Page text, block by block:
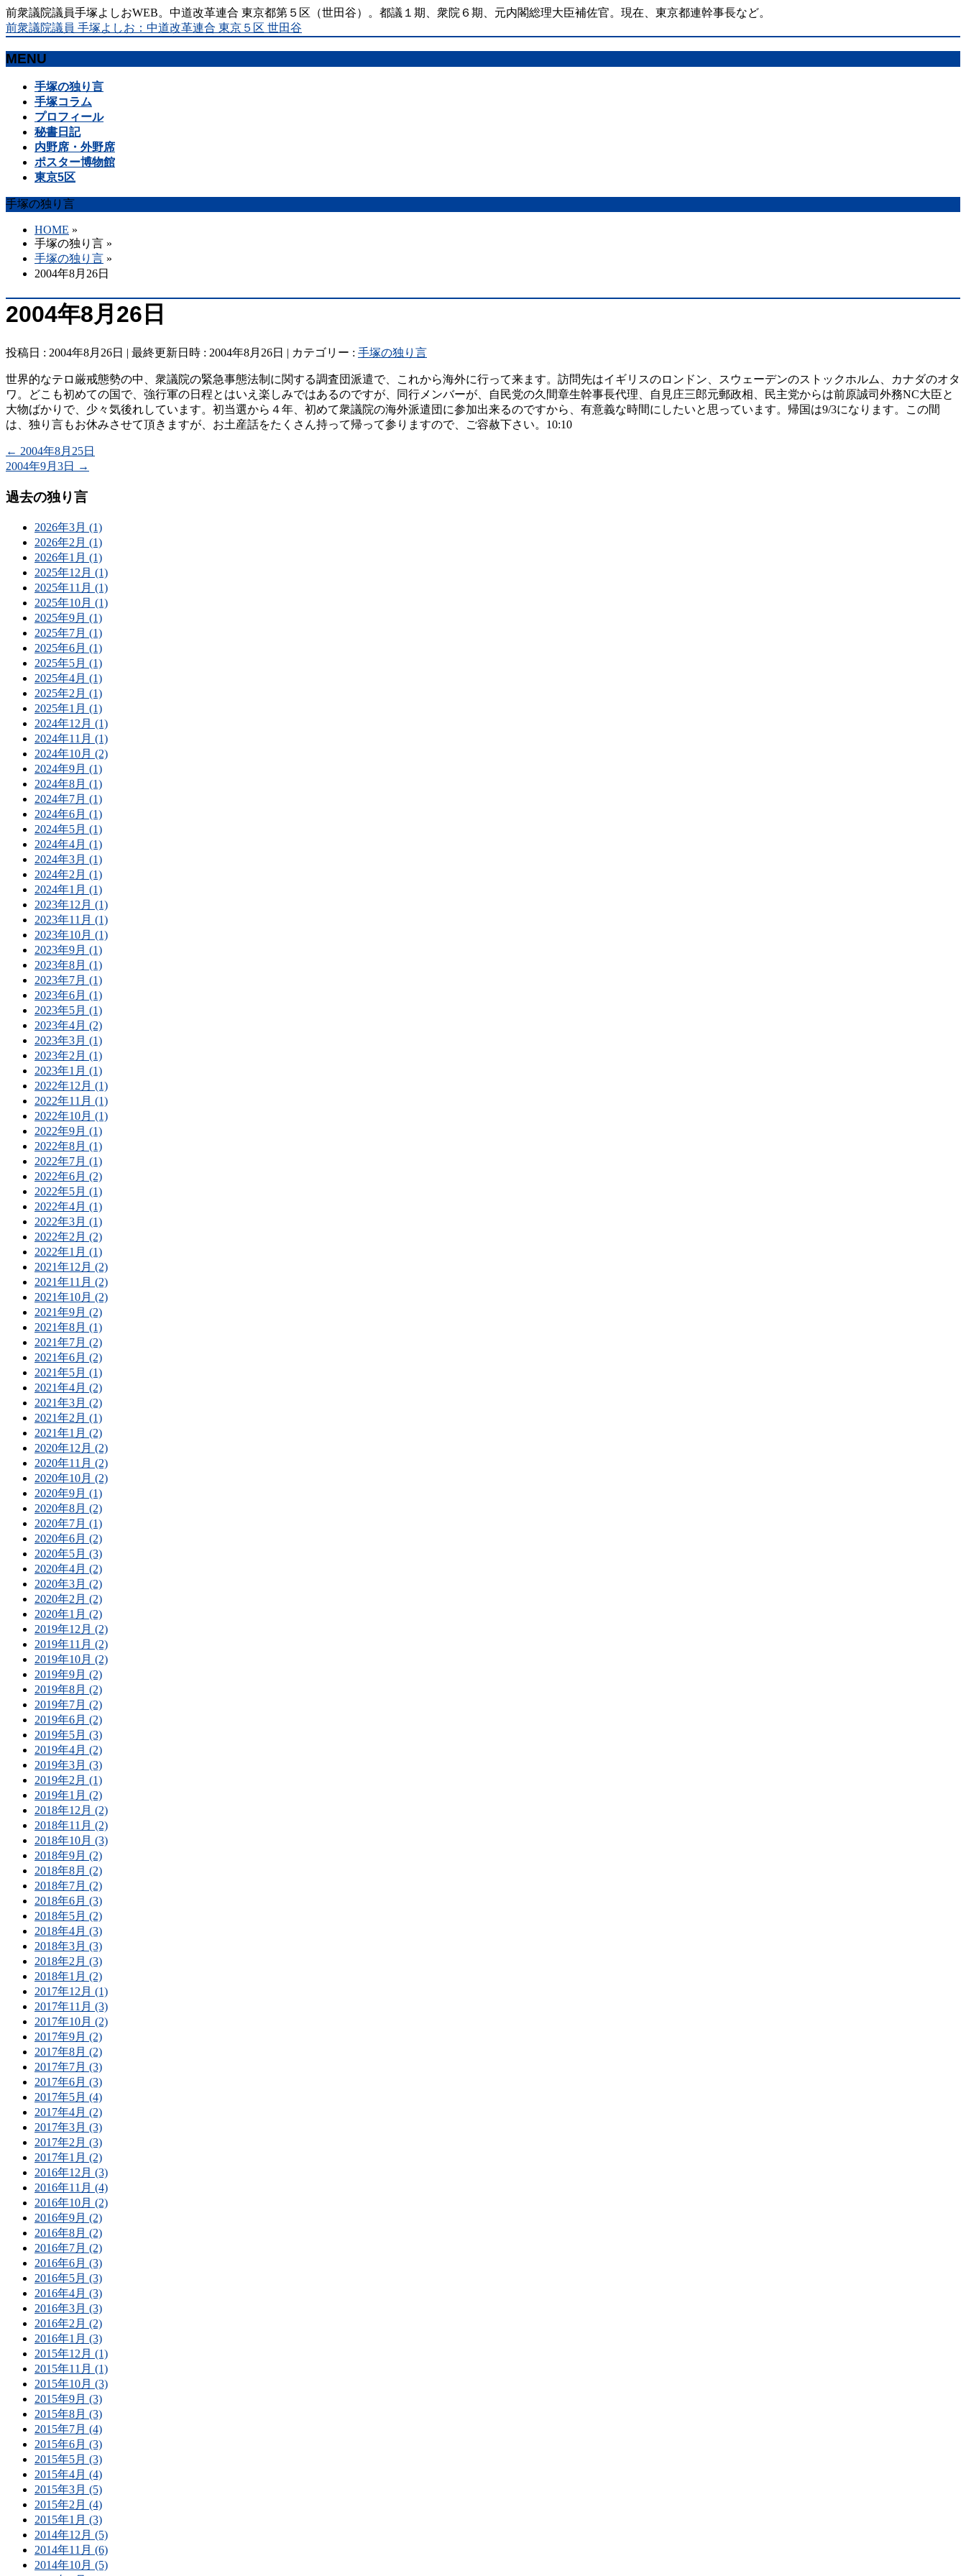
前衆議院議員手塚よしおWEB。中道改革連合 東京都第５区（世田谷）。都議１期、衆院６期、元内閣総理大臣補佐官。現在、東京都連幹事長など。
前衆議院議員 手塚よしお：中道改革連合 東京５区 世田谷
MENU
手塚の独り言
手塚コラム
プロフィール
秘書日記
内野席・外野席
ポスター博物館
東京5区
手塚の独り言
HOME »
手塚の独り言 »
手塚の独り言 »
2004年8月26日
2004年8月26日
投稿日 : 2004年8月26日 最終更新日時 : 2004年8月26日 カテゴリー : 手塚の独り言
世界的なテロ厳戒態勢の中、衆議院の緊急事態法制に関する調査団派遣で、これから海外に行って来ます。訪問先はイギリスのロンドン、スウェーデンのストックホルム、カナダのオタ
ワ。どこも初めての国で、強行軍の日程とはいえ楽しみではあるのですが、同行メンバーが、自民党の久間章生幹事長代理、自見庄三郎元郵政相、民主党からは前原誠司外務NC大臣と
大物ばかりで、少々気後れしています。初当選から４年、初めて衆議院の海外派遣団に参加出来るのですから、有意義な時間にしたいと思っています。帰国は9/3になります。この間
は、独り言もお休みさせて頂きますが、お土産話をたくさん持って帰って参りますので、ご容赦下さい。10:10
← 2004年8月25日
2004年9月3日
→
過去の独り言
2026年3月 (1)
2026年2月 (1)
2026年1月 (1)
2025年12月 (1)
2025年11月 (1)
2025年10月 (1)
2025年9月 (1)
2025年7月 (1)
2025年6月 (1)
2025年5月 (1)
2025年4月 (1)
2025年2月 (1)
2025年1月 (1)
2024年12月 (1)
2024年11月 (1)
2024年10月 (2)
2024年9月 (1)
2024年8月 (1)
2024年7月 (1)
2024年6月 (1)
2024年5月 (1)
2024年4月 (1)
2024年3月 (1)
2024年2月 (1)
2024年1月 (1)
2023年12月 (1)
2023年11月 (1)
2023年10月 (1)
2023年9月 (1)
2023年8月 (1)
2023年7月 (1)
2023年6月 (1)
2023年5月 (1)
2023年4月 (2)
2023年3月 (1)
2023年2月 (1)
2023年1月 (1)
2022年12月 (1)
2022年11月 (1)
2022年10月 (1)
2022年9月 (1)
2022年8月 (1)
2022年7月 (1)
2022年6月 (2)
2022年5月 (1)
2022年4月 (1)
2022年3月 (1)
2022年2月 (2)
2022年1月 (1)
2021年12月 (2)
2021年11月 (2)
2021年10月 (2)
2021年9月 (2)
2021年8月 (1)
2021年7月 (2)
2021年6月 (2)
2021年5月 (1)
2021年4月 (2)
2021年3月 (2)
2021年2月 (1)
2021年1月 (2)
2020年12月 (2)
2020年11月 (2)
2020年10月 (2)
2020年9月 (1)
2020年8月 (2)
2020年7月 (1)
2020年6月 (2)
2020年5月 (3)
2020年4月 (2)
2020年3月 (2)
2020年2月 (2)
2020年1月 (2)
2019年12月 (2)
2019年11月 (2)
2019年10月 (2)
2019年9月 (2)
2019年8月 (2)
2019年7月 (2)
2019年6月 (2)
2019年5月 (3)
2019年4月 (2)
2019年3月 (3)
2019年2月 (1)
2019年1月 (2)
2018年12月 (2)
2018年11月 (2)
2018年10月 (3)
2018年9月 (2)
2018年8月 (2)
2018年7月 (2)
2018年6月 (3)
2018年5月 (2)
2018年4月 (3)
2018年3月 (3)
2018年2月 (3)
2018年1月 (2)
2017年12月 (1)
2017年11月 (3)
2017年10月 (2)
2017年9月 (2)
2017年8月 (2)
2017年7月 (3)
2017年6月 (3)
2017年5月 (4)
2017年4月 (2)
2017年3月 (3)
2017年2月 (3)
2017年1月 (2)
2016年12月 (3)
2016年11月 (4)
2016年10月 (2)
2016年9月 (2)
2016年8月 (2)
2016年7月 (2)
2016年6月 (3)
2016年5月 (3)
2016年4月 (3)
2016年3月 (3)
2016年2月 (2)
2016年1月 (3)
2015年12月 (1)
2015年11月 (1)
2015年10月 (3)
2015年9月 (3)
2015年8月 (3)
2015年7月 (4)
2015年6月 (3)
2015年5月 (3)
2015年4月 (4)
2015年3月 (5)
2015年2月 (4)
2015年1月 (3)
2014年12月 (5)
2014年11月 (6)
2014年10月 (5)